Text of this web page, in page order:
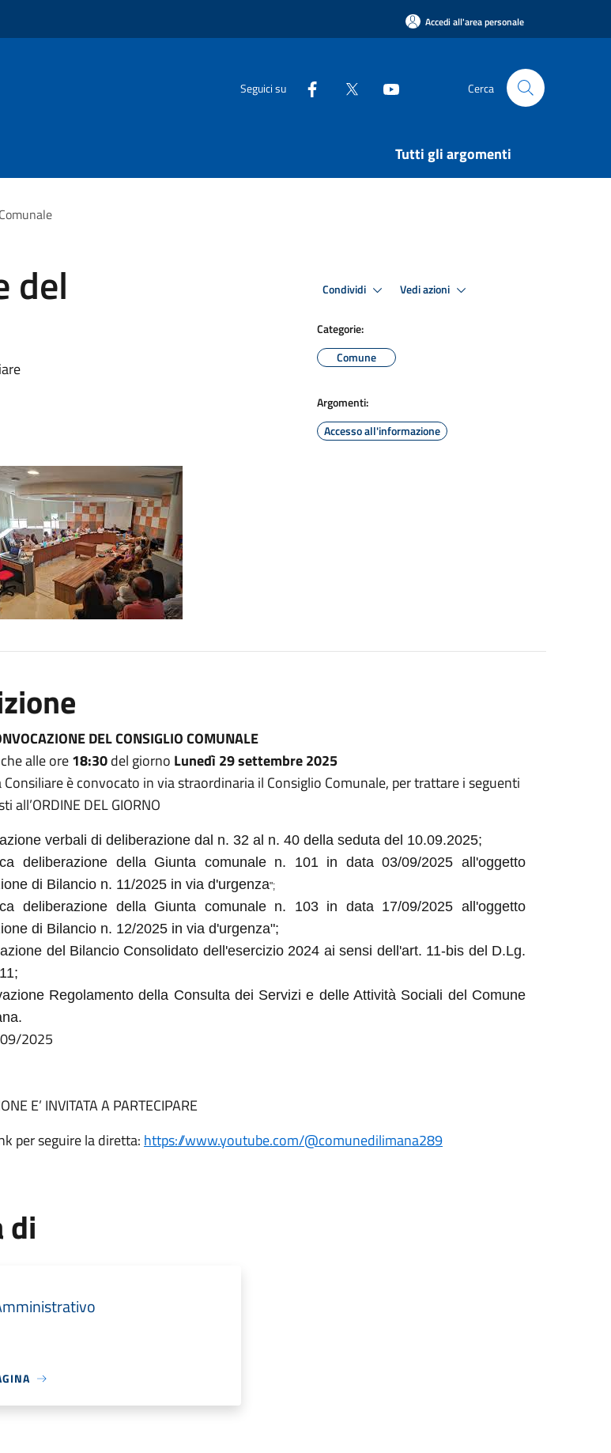
Accedi all'area personale
Seguici su Cerca
Tutti gli argomenti
del Condividi Vedi azioni
Categorie:
Comune
Argomenti:
Accesso all'informazione
DEL CONSIGLIO COMUNALE
alle ore18:30del giorno Lunedì 29 settembre 2025
Consiliare è convocato in via straordinaria il Consiglio Comunale, per trattare i seguenti
all’ORDINE DEL GIORNO
verbali di deliberazione dal n. 32 al n. 40 della seduta del 10.09.2025;
deliberazione della Giunta comunale n. 101 in data 03/09/2025 all'oggetto
di Bilancio n. 11/2025 in via d'urgenza";
deliberazione della Giunta comunale n. 103 in data 17/09/2025 all'oggetto
di Bilancio n. 12/2025 in via d'urgenza";
del Bilancio Consolidato dell'esercizio 2024 ai sensi dell'art. 11-bis del D.Lg.
Regolamento della Consulta dei Servizi e delle Attività Sociali del Comune
2025
E’ INVITATA A PARTECIPARE
per seguire la diretta: https://www.youtube.com/@comunedilimana289
di